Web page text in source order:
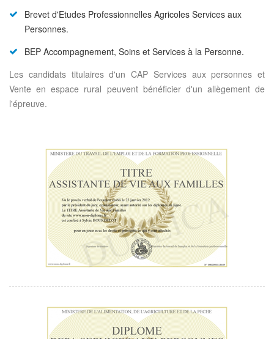
Brevet d'Etudes Professionnelles Agricoles Services aux
Personnes.
BEP Accompagnement, Soins et Services à la Personne.
Les candidats titulaires d'un CAP Services aux personnes et
Vente en espace rural peuvent bénéficier d'un allègement de
l'épreuve.